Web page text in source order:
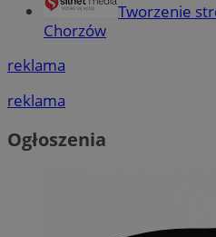
Tworzenie
Chorzów
reklama
reklama
Ogłoszenia